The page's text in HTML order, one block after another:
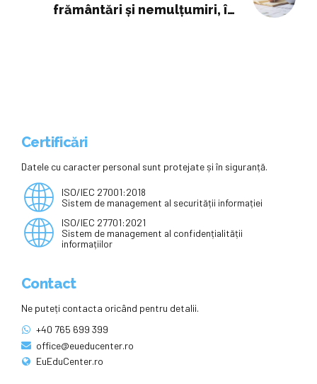
frământări şi nemulţumiri, îmi
Certificări
Datele cu caracter personal sunt protejate și în siguranță.
ISO/IEC 27001:2018
Sistem de management al securității informației
ISO/IEC 27701:2021
Sistem de management al confidențialității
informațiilor
Contact
Ne puteți contacta oricând pentru detalii.
+40 765 699 399
office@eueducenter.ro
EuEduCenter.ro